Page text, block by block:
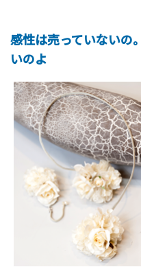
感性は売っていないの
いのよ